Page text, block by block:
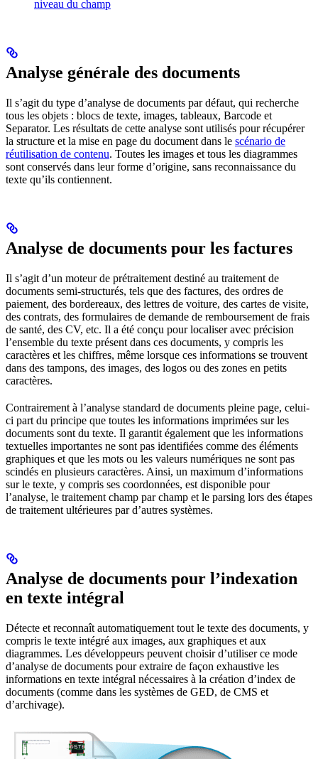
niveau du champ
Analyse générale des documents
Il s’agit du type d’analyse de documents par défaut, qui recherche
tous les objets : blocs de texte, images, tableaux, Barcode et
Separator. Les résultats de cette analyse sont utilisés pour récupérer
la structure et la mise en page du document dans le scénario de
réutilisation de contenu. Toutes les images et tous les diagrammes
sont conservés dans leur forme d’origine, sans reconnaissance du
texte qu’ils contiennent.
Analyse de documents pour les factures
Il s’agit d’un moteur de prétraitement destiné au traitement de
documents semi-structurés, tels que des factures, des ordres de
paiement, des bordereaux, des lettres de voiture, des cartes de visite,
des contrats, des formulaires de demande de remboursement de frais
de santé, des CV, etc. Il a été conçu pour localiser avec précision
l’ensemble du texte présent dans ces documents, y compris les
caractères et les chiffres, même lorsque ces informations se trouvent
dans des tampons, des images, des logos ou des zones en petits
caractères.
Contrairement à l’analyse standard de documents pleine page, celui-
ci part du principe que toutes les informations imprimées sur les
documents sont du texte. Il garantit également que les informations
textuelles importantes ne sont pas identifiées comme des éléments
graphiques et que les mots ou les valeurs numériques ne sont pas
scindés en plusieurs caractères. Ainsi, un maximum d’informations
sur le texte, y compris ses coordonnées, est disponible pour
l’analyse, le traitement champ par champ et le parsing lors des étapes
de traitement ultérieures par d’autres systèmes.
Analyse de documents pour l’indexation
en texte intégral
Détecte et reconnaît automatiquement tout le texte des documents, y
compris le texte intégré aux images, aux graphiques et aux
diagrammes. Les développeurs peuvent choisir d’utiliser ce mode
d’analyse de documents pour extraire de façon exhaustive les
informations en texte intégral nécessaires à la création d’index de
documents (comme dans les systèmes de GED, de CMS et
d’archivage).